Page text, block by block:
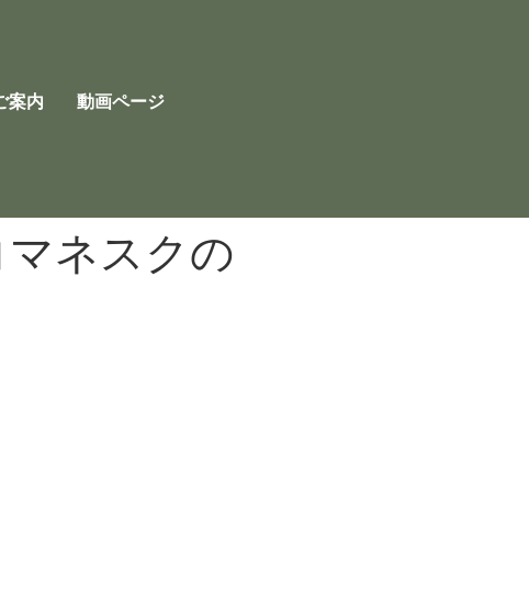
案内 動画ページ
ネスクの